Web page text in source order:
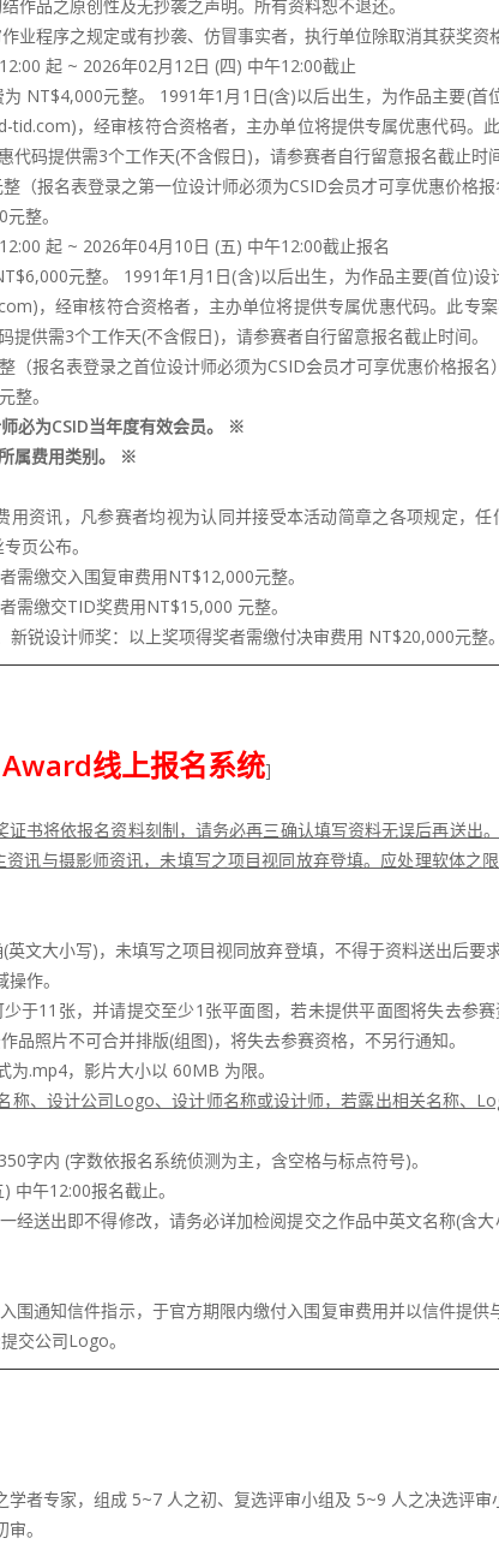
作品之原创性及无抄袭之声明。所有资料恕不退还。
业程序之规定或有抄袭、仿冒事实者，执行单位除取消其获奖资
起 ~ 2026年02月12日 (四) 中午12:00截止
NT$4,000元整。 1991年1月1日(含)以后出生，为作品主要(
tid.com)，经审核符合资格者，主办单位将提供专属优惠代码。
码提供需3个工作天(不含假日)，请参赛者自行留意报名截止时间
（报名表登录之第一位设计师必须为CSID会员才可享优惠价格报
整。
起 ~ 2026年04月10日 (五) 中午12:00截止报名
元整。 1991年1月1日(含)以后出生，为作品主要(首位)
，经审核符合资格者，主办单位将提供专属优惠代码。此专
供需3个工作天(不含假日)，请参赛者自行留意报名截止时间。
报名表登录之首位设计师必须为CSID会员才可享优惠价格报名）
整。
必为CSID当年度有效会员。 ※
属费用类别。 ※
资讯，凡参赛者均视为认同并接受本活动简章之各项规定，
页公布。
需缴交入围复审费用NT$12,000元整。
需缴交TID奖费用NT$15,000 元整。
锐设计师奖：以上奖项得奖者需缴付决审费用 NT$20,000元整。
线上报名系统]
书将依报名资料刻制，请务必再三确认填写资料无误后再送出
讯与摄影师资讯，未填写之项目视同放弃登填。应处理软体之
文大小写)，未填写之项目视同放弃登填，不得于资料送出后
作。
于11张，并请提交至少1张平面图，若未提供平面图将失去参
照片不可合并排版(组图)，将失去参赛资格，不另行通知。
.mp4，影片大小以 60MB 为限。
称、设计公司Logo、设计师名称或设计师，若露出相关名称、
字内 (字数依报名系统侦测为主，含空格与标点符号)。
中午12:00报名截止。
送出即不得修改，请务必详加检阅提交之作品中英文名称(含
围通知信件指示，于官方期限内缴付入围复审费用并以信件提
交公司Logo。
者专家，组成 5~7 人之初、复选评审小组及 5~9 人之决选评审
。